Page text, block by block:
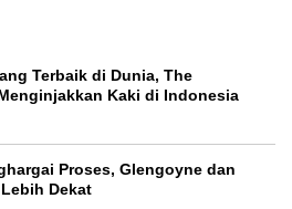
Terbaik di Dunia, The
Kaki di Indonesia
Proses, Glengoyne dan
Dekat